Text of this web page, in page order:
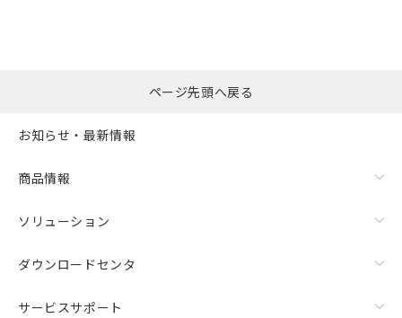
ページ先頭へ戻る
お知らせ・最新情報
商品情報
ソリューション
ダウンロードセンタ
サービスサポート